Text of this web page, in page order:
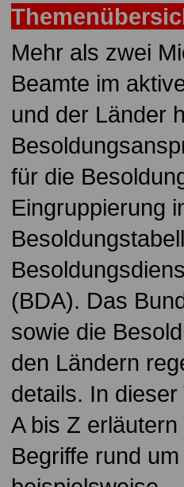
Mehr als zwei
Beamte im
und der Länder
für die
Eingruppierung
(BDA). Das
sowie die
den Ländern
details. In
A bis Z
Begriffe rund